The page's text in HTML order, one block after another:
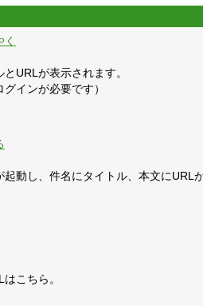
URLが表示されます。
グインが必要です）
起動し、件名にタイトル、本文にURL
こちら。